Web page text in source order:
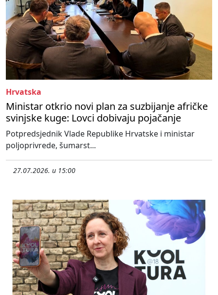
Hrvatska
Ministar otkrio novi plan za suzbijanje afričke
svinjske kuge: Lovci dobivaju pojačanje
Potpredsjednik Vlade Republike Hrvatske i ministar
poljoprivrede, šumarst...
27.07.2026. u 15:00